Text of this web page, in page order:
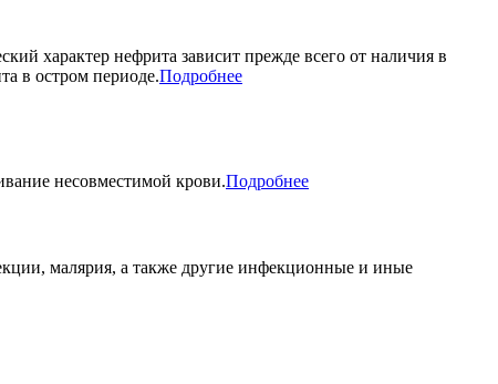
характер нефрита зависит прежде всего от наличия в
в остром периоде.Подробнее
несовместимой крови.Подробнее
малярия, а также другие инфекционные и иные